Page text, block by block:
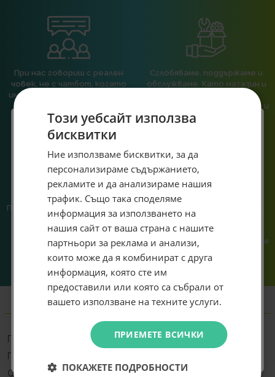
При нас говориш с реален
човек, не с чатбот, когато
имаш нужда от консултация
Сглобяваме, поддържаме и
обслужваме. Като магазин и
гарантираме бърза реакция и
познаване на твоята
Предлагаме различни методи
на плащане, включително
възможност за плащане с
криптовалута.
затова поемаме лична
отговорност за всяка
поръчка. Ако има проблем – не
решаваме.
Производител
Cudy
Продуктов код
Стандарт Wi-Fi
802.11 a/b/g/n/ac
Този уебсайт използва
бисквитки
Ние използваме бисквитки, за да
персонализираме съдържанието,
рекламите и да анализираме нашия
трафик. Също така споделяме
информация за използването на
нашия сайт от ваша страна с нашите
партньори за реклама и анализи,
които може да я комбинират с друга
информация, която сте им
предоставили или която са събрали от
вашето използване на техните услуги.
ПРИЕМЕТЕ ВСИЧКИ
ПОКАЖЕТЕ ПОДРОБНОСТИ
Специален подарък за
теб!
Абонирай се за ексклузивни седмични оферти и
специални предложения само за теб като
въведеш само email адрес и получи отстъпка от
първата ти поръчка.
Email
Не искам подарък